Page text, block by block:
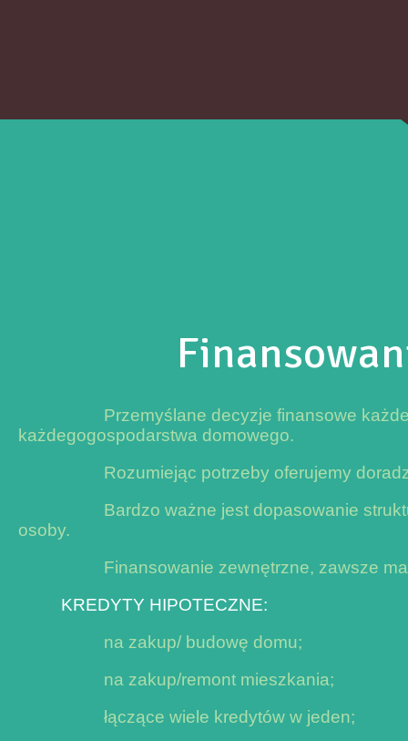
Przemyślane decyzje finansowe
każdegogospodarstwa domowego.
Rozumiejąc potrzeby oferujemy
Bardzo ważne jest dopasowanie
osoby.
Finansowanie zewnętrzne, zawsze
KREDYTY HIPOTECZNE:
na zakup/ budowę domu;
na zakup/remont mieszkania;
łączące wiele kredytów w jeden;